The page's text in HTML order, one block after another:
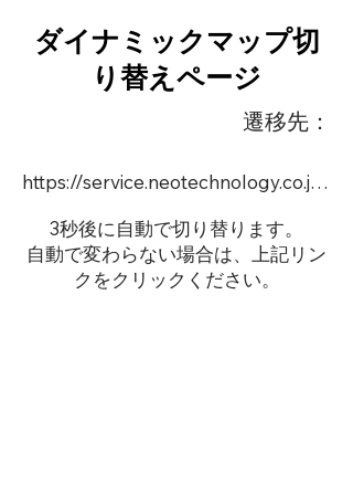
ダイナミックマップ切
り替えページ
遷移先：
https://service.neotechnology.co.jp/order2/JIKUUKE/FreeMindView.html
3秒後に自動で切り替ります。
自動で変わらない場合は、上記リン
クをクリックください。